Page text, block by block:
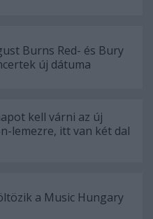
Burns Red- és Bury
új dátuma
kell várni az új
lemezre, itt van két dal
a Music Hungary